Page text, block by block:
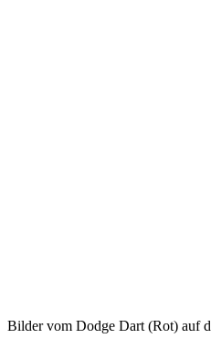
Bilder vom Dodge Dart (Rot) auf